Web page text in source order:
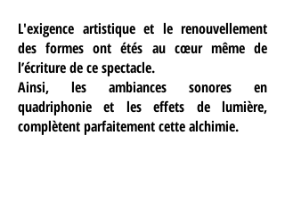
L'exigence artistique et le renouvellement
des formes ont étés au cœur même de
l’écriture de ce spectacle.
Ainsi, les ambiances sonores en
quadriphonie et les effets de lumière,
complètent parfaitement cette alchimie.